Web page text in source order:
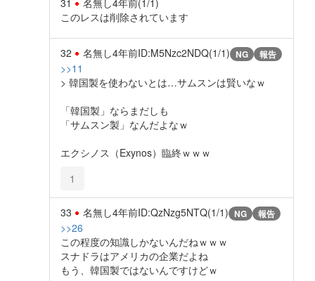
このレスは削除されています
32 名無し4年前ID:M5Nzc2NDQ(1/1) NG 報告
>>11
> 韓国製を使わないとは…サムスンは賢いなｗ
「韓国製」ならまだしも
「サムスン製」なんだよなｗ
エクシノス（Exynos）臨終ｗｗｗ
1
33 名無し4年前ID:QzNzg5NTQ(1/1) NG 報告
>>26
この程度の知識しかないんだねｗｗｗ
スナドラはアメリカの企業だよね
もう、韓国製ではないんですけどｗ